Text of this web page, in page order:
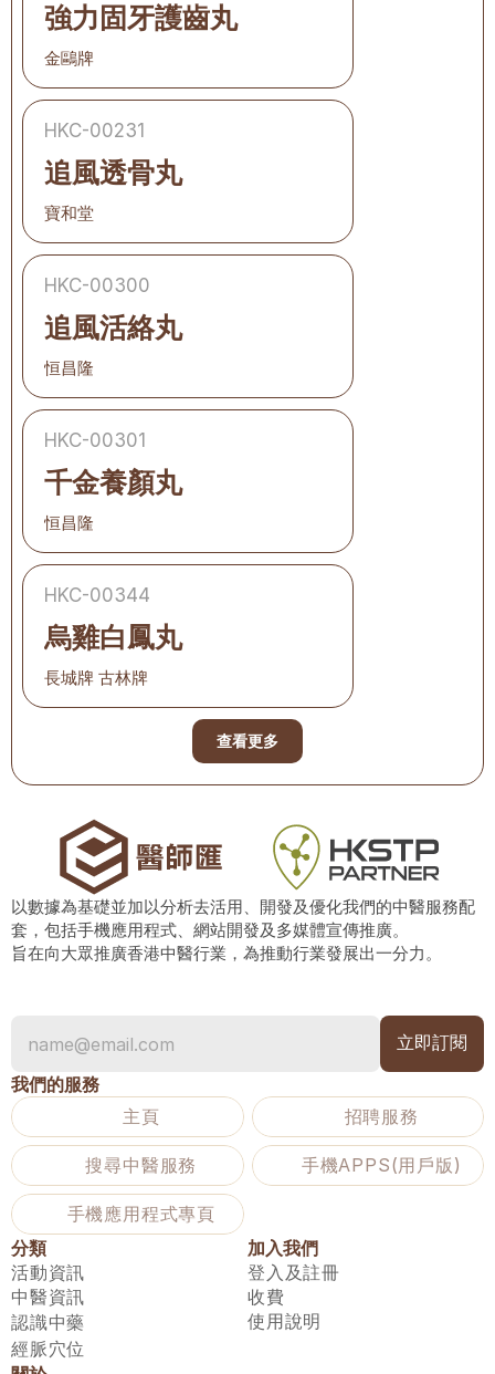
強力固牙護齒丸
金鷗牌
HKC-00231
追風透骨丸
寶和堂
HKC-00300
追風活絡丸
恒昌隆
HKC-00301
千金養顏丸
恒昌隆
HKC-00344
烏雞白鳳丸
長城牌 古林牌
查看更多
以數據為基礎並加以分析去活用、開發及優化我們的中醫服務配
套，包括手機應用程式、網站開發及多媒體宣傳推廣。
旨在向大眾推廣香港中醫行業，為推動行業發展出一分力。
我們的服務
主頁
招聘服務
搜尋中醫服務 手機APPS(用戶版)
手機應用程式專頁
分類
活動資訊
中醫資訊
認識中藥
經脈穴位
加入我們
登入及註冊
收費
使用說明